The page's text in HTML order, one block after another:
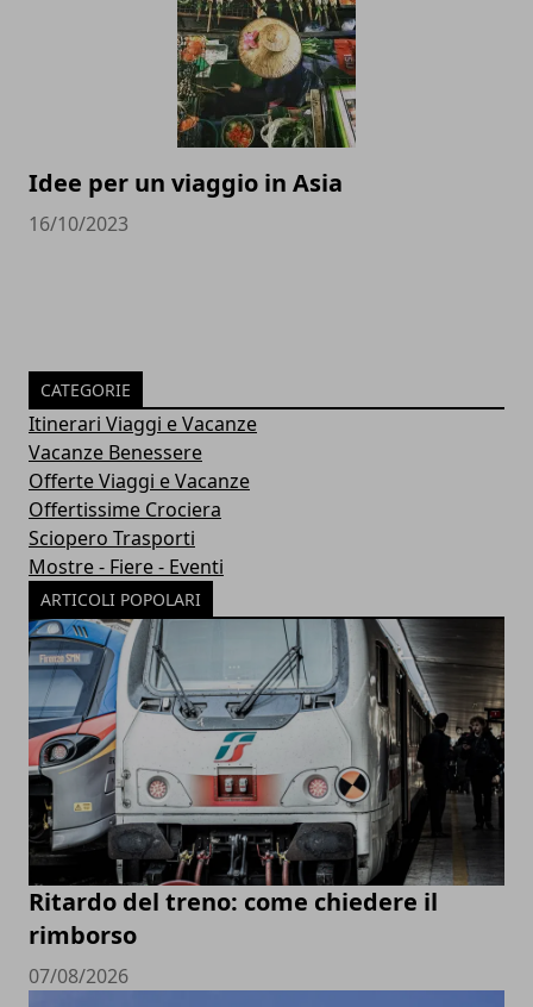
Idee per un viaggio in Asia
16/10/2023
CATEGORIE
Itinerari Viaggi e Vacanze
Vacanze Benessere
Offerte Viaggi e Vacanze
Offertissime Crociera
Sciopero Trasporti
Mostre - Fiere - Eventi
ARTICOLI POPOLARI
Ritardo del treno: come chiedere il
rimborso
07/08/2026